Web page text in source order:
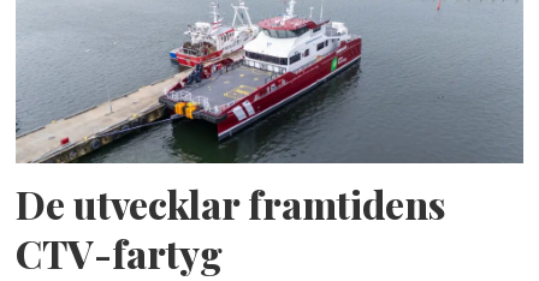
De utvecklar framtidens
CTV-fartyg